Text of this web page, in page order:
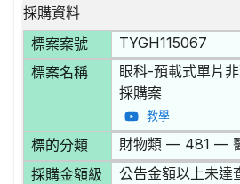
採購資料
標案案號
TYGH115067
標案名稱
眼科-預載式單片
採購案
教學
標的分類 財物類 — 481 —
採購金額級
公告金額以上未達